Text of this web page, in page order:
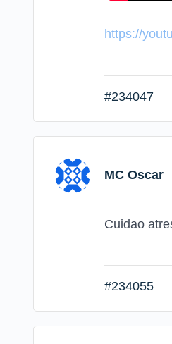
https://
#234047
MC Oscar
Cuidao
#234055